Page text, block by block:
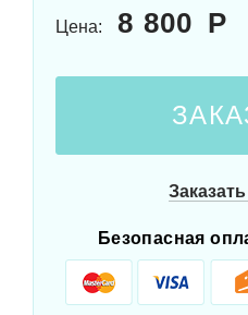
Цена: 8 800
Безопасная